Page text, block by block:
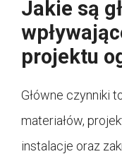
Jakie są
projektu
Główne czynniki
materiałów,
instalacje oraz